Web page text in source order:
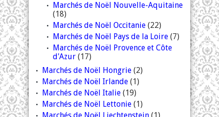
Marchés de Noël Nouvelle-Aquitaine
(18)
Marchés de Noël Occitanie (22)
Marchés de Noël Pays de la Loire (7)
Marchés de Noël Provence et Côte
d'Azur (17)
Marchés de Noël Hongrie (2)
Marchés de Noël Irlande (1)
Marchés de Noël Italie (19)
Marchés de Noël Lettonie (1)